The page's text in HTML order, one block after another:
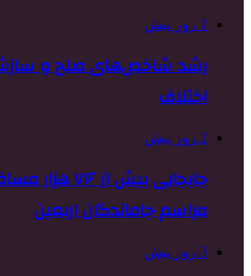
1 روز پیش
رشد شاخص‌های صلح و
اختلاف
2 روز پیش
جابجایی بیش از
مراسم جاماندگان اربعین
3 روز پیش